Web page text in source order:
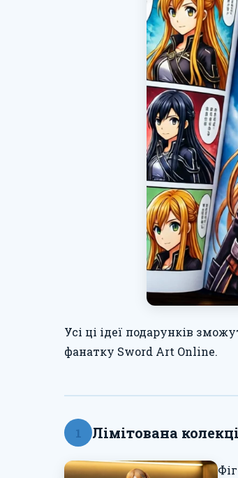
Усі ці ідеї подарунків
фанатку Sword Art Online.
1 Лімітована